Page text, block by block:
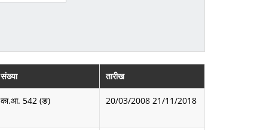
संख्या तारीख
का.आ. 542 (ङ) 20/03/2008 21/11/2018